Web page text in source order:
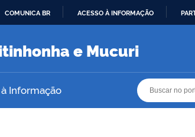
O
COMUNICA BR ACESSO À INFORMAÇÃO
e Mucuri
Informação